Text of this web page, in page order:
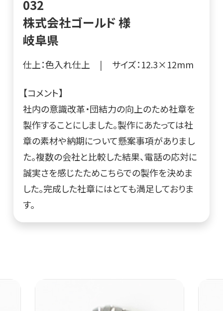
032
株式会社ゴールド 様
岐阜県
仕上：色入れ仕上 | サイズ：12.3×12mm
【コメント】
社内の意識改革・団結力の向上のため社章を
製作することにしました。製作にあたっては社
章の素材や納期について懸案事項がありまし
た。複数の会社と比較した結果、電話の応対に
誠実さを感じたためこちらでの製作を決めま
した。完成した社章にはとても満足しておりま
す。